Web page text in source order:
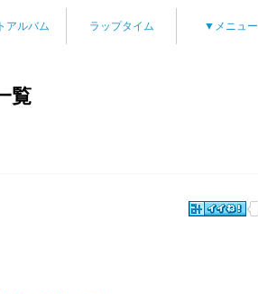
アルバム ラップタイム ▼メニュー
覧